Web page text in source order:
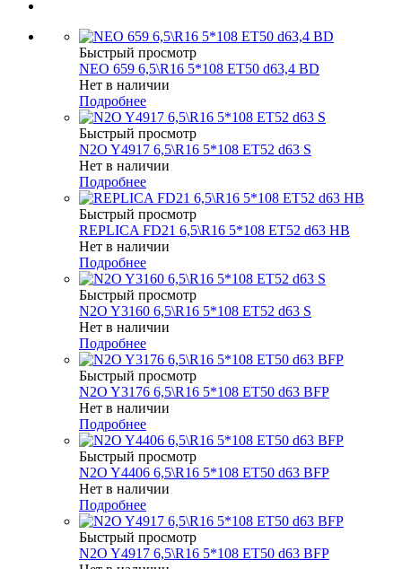
Быстрый просмотр
NEO 659 6,5\R16 5*108 ET50 d63,4 BD
Нет в наличии
Подробнее
Быстрый просмотр
N2O Y4917 6,5\R16 5*108 ET52 d63 S
Нет в наличии
Подробнее
Быстрый просмотр
REPLICA FD21 6,5\R16 5*108 ET52 d63 HB
Нет в наличии
Подробнее
Быстрый просмотр
N2O Y3160 6,5\R16 5*108 ET52 d63 S
Нет в наличии
Подробнее
Быстрый просмотр
N2O Y3176 6,5\R16 5*108 ET50 d63 BFP
Нет в наличии
Подробнее
Быстрый просмотр
N2O Y4406 6,5\R16 5*108 ET50 d63 BFP
Нет в наличии
Подробнее
Быстрый просмотр
N2O Y4917 6,5\R16 5*108 ET50 d63 BFP